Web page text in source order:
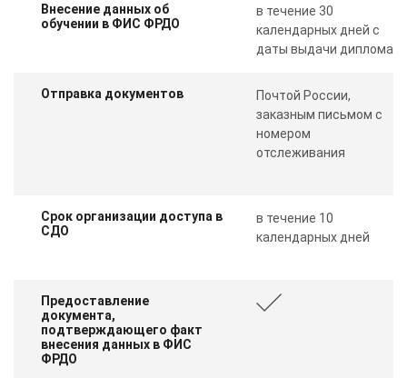
Внесение данных об
обучении в ФИС ФРДО
в течение 30
календарных дней с
даты выдачи диплома
Отправка документов
Почтой России,
заказным письмом с
номером
отслеживания
Срок организации доступа в
СДО
в течение 10
календарных дней
Предоставление
документа,
подтверждающего факт
внесения данных в ФИС
ФРДО